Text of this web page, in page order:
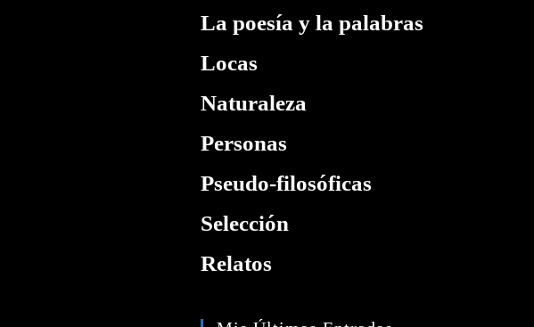
La poesía y la palabras
Locas
Naturaleza
Personas
Pseudo-filosóficas
Selección
Relatos